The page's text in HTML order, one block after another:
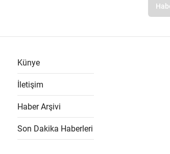
Künye
İletişim
Haber Arşivi
Son Dakika Haberleri